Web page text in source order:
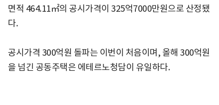
면적 464.11㎡의 공시가격이 325억7000만원으로 산정됐
다.
공시가격 300억원 돌파는 이번이 처음이며, 올해 300억원
을 넘긴 공동주택은 에테르노청담이 유일하다.